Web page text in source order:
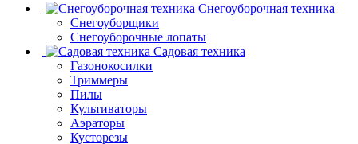
Снегоуборочная техника
Снегоуборщики
Снегоуборочные лопаты
Садовая техника
Газонокосилки
Триммеры
Пилы
Культиваторы
Аэраторы
Кусторезы